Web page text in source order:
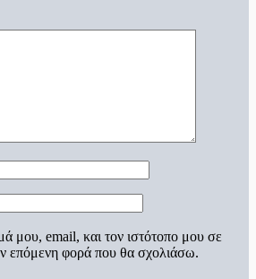
μου, email, και τον ιστότοπο μου σε
επόμενη φορά που θα σχολιάσω.